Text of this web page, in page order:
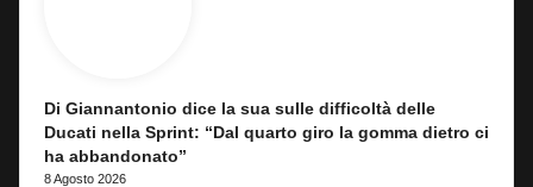
Di Giannantonio dice la sua sulle difficoltà delle
Ducati nella Sprint: “Dal quarto giro la gomma dietro ci
ha abbandonato”
8 Agosto 2026